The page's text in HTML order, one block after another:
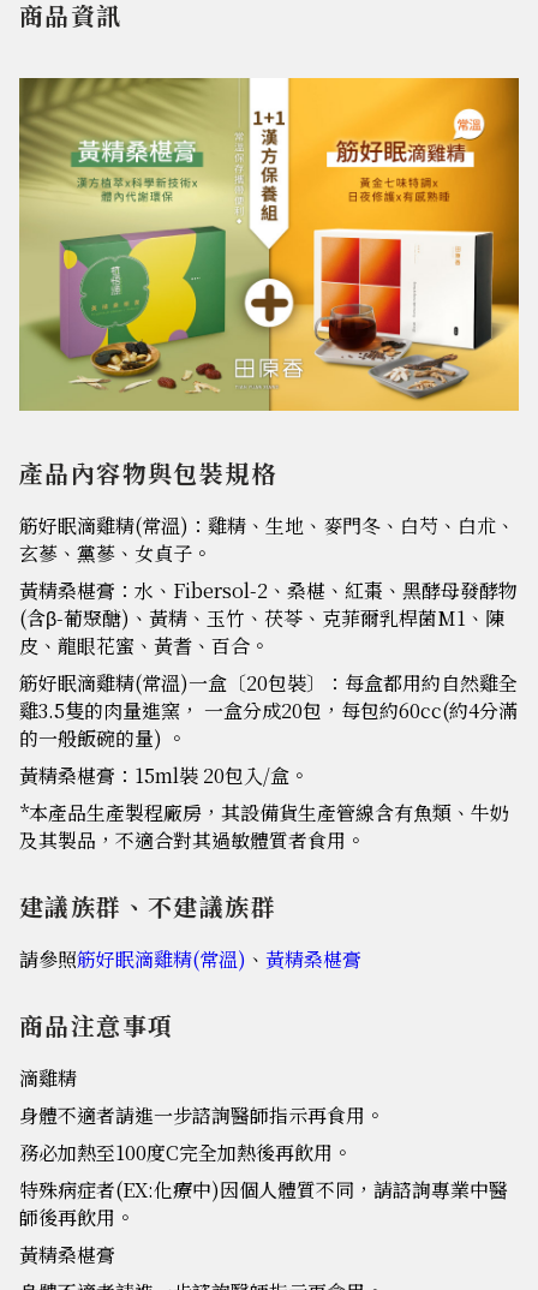
商品資訊
產品內容物與包裝規格
筋好眠滴雞精(常溫)：雞精、生地、麥門冬、白芍、白朮、
玄蔘、黨蔘、女貞子。
黃精桑椹膏：水、Fibersol-2、桑椹、紅棗、黑酵母發酵物
(含β-葡聚醣)、黃精、玉竹、茯苓、克菲爾乳桿菌M1、陳
皮、龍眼花蜜、黃耆、百合。
筋好眠滴雞精(常溫)一盒〔20包裝〕：每盒都用約自然雞全
雞3.5隻的肉量進窯， 一盒分成20包，每包約60cc(約4分滿
的一般飯碗的量) 。
黃精桑椹膏：15ml裝 20包入/盒。
*本產品生產製程廠房，其設備貨生產管線含有魚類、牛奶
及其製品，不適合對其過敏體質者食用。
建議族群、不建議族群
請參照筋好眠滴雞精(常溫) 、 黃精桑椹膏
商品注意事項
滴雞精
身體不適者請進一步諮詢醫師指示再食用。
務必加熱至100度C完全加熱後再飲用。
特殊病症者(EX:化療中)因個人體質不同，請諮詢專業中醫
師後再飲用。
黃精桑椹膏